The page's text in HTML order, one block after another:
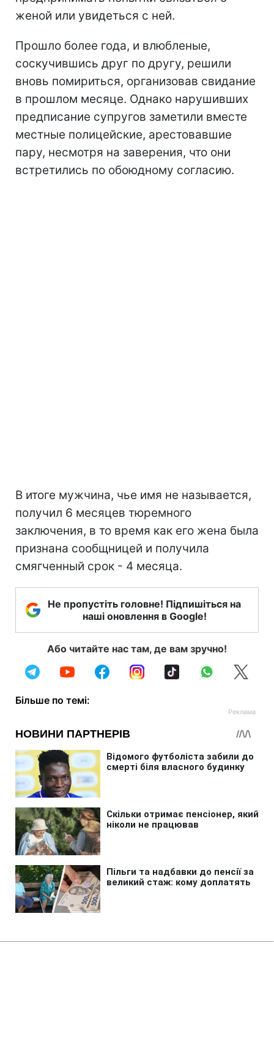
женой или увидеться с ней.
Прошло более года, и влюбленые,
соскучившись друг по другу, решили
вновь помириться, организовав свидание
в прошлом месяце. Однако нарушивших
предписание супругов заметили вместе
местные полицейские, арестовавшие
пару, несмотря на заверения, что они
встретились по обоюдному согласию.
В итоге мужчина, чье имя не называется,
получил 6 месяцев тюремного
заключения, в то время как его жена была
признана сообщницей и получила
смягченный срок - 4 месяца.
Не пропустіть головне! Підпишіться на
наші оновлення в Google!
Або читайте нас там, де вам зручно!
Більше по темі: